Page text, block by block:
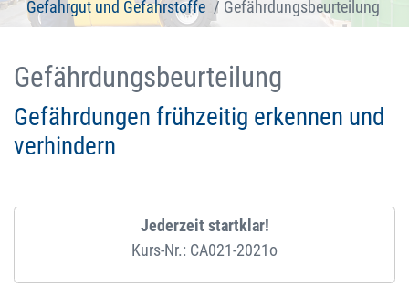
Gefahrgut und Gefahrstoffe
Gefährdungsbeurteilung
Gefährdungsbeurteilung
Gefährdungen frühzeitig erkennen und
verhindern
Jederzeit startklar!
Kurs-Nr.: CA021-2021o